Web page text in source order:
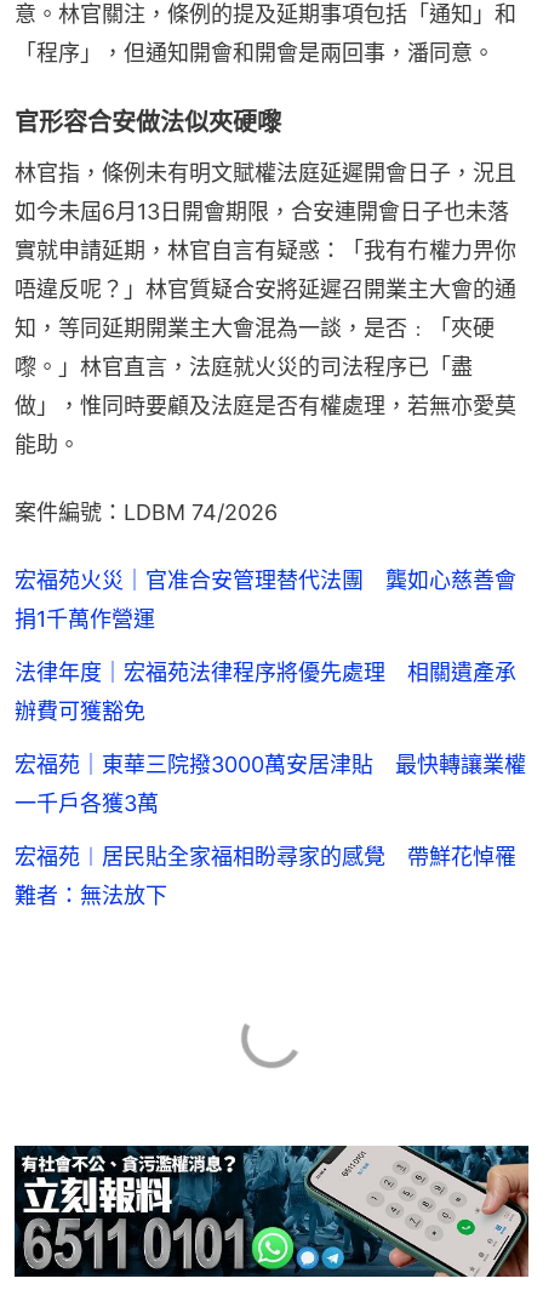
意。林官關注，條例的提及延期事項包括「通知」和
「程序」，但通知開會和開會是兩回事，潘同意。
官形容合安做法似夾硬嚟
林官指，條例未有明文賦權法庭延遲開會日子，況且
如今未屆6月13日開會期限，合安連開會日子也未落
實就申請延期，林官自言有疑惑：「我有冇權力畀你
唔違反呢？」林官質疑合安將延遲召開業主大會的通
知，等同延期開業主大會混為一談，是否﹕「夾硬
嚟。」林官直言，法庭就火災的司法程序已「盡
做」，惟同時要顧及法庭是否有權處理，若無亦愛莫
能助。
案件編號：LDBM 74/2026
宏福苑火災｜官准合安管理替代法團 龔如心慈善會
捐1千萬作營運
法律年度｜宏福苑法律程序將優先處理 相關遺產承
辦費可獲豁免
宏福苑｜東華三院撥3000萬安居津貼 最快轉讓業權
一千戶各獲3萬
宏福苑︱居民貼全家福相盼尋家的感覺 帶鮮花悼罹
難者：無法放下